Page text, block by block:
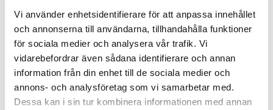
Vi använder enhetsidentifierare för att anpassa innehållet
och annonserna till användarna, tillhandahålla funktioner
för sociala medier och analysera vår trafik. Vi
vidarebefordrar även sådana identifierare och annan
information från din enhet till de sociala medier och
annons- och analysföretag som vi samarbetar med.
Dessa kan i sin tur kombinera informationen med annan